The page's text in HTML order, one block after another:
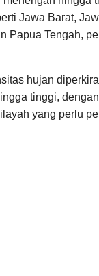
Jawa Barat,
Papua Tengah,
hujan
tinggi,
yang perlu